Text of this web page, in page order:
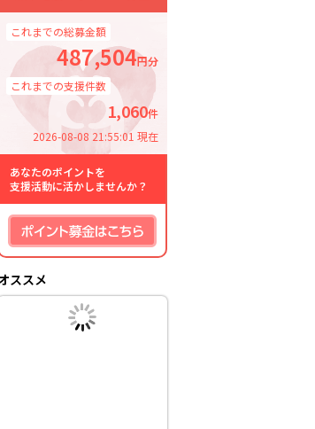
これまでの総募金額
487,504円分
これまでの支援件数
1,060件
2026-08-08 21:55:01 現在
あなたのポイントを
支援活動に活かしませんか？
ススメ